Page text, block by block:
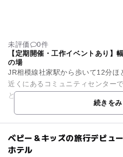
未評価
0件
【定期開催・工作イベントあり】
の場
JR相模線社家駅から歩いて12分ほ
近くにあるコミュニティセンターです。 センター内に
と保育室、休養室、会議室、学習
続きを
ベビー＆キッズの旅行デビュ
ホテル